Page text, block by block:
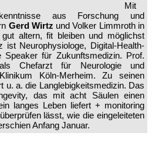
Mit
aus Forschung und
Gerd Wirtz und Volker Limmroth in
altern, fit bleiben und möglichst
ist Neurophysiologe, Digital-Health-
Speaker für Zukunftsmedizin. Prof.
Chefarzt für Neurologie und
Köln-Merheim. Zu seinen
u. a. die Langlebigkeitsmedizin. Das
das mit acht Säulen einen
langes Leben liefert + monitoring
lässt, wie die eingeleiteten
Anfang Januar.